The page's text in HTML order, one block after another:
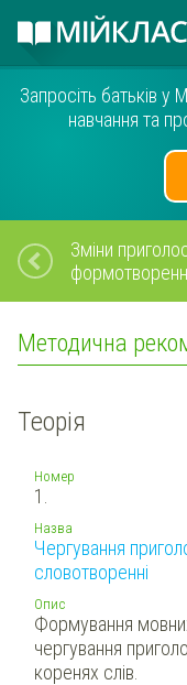
Запросіть батьків
навчання та
Зміни
Методична
Теорія
Номер
1.
Назва
Чергування
словотворенні
Опис
Формування
чергування
коренях слів.